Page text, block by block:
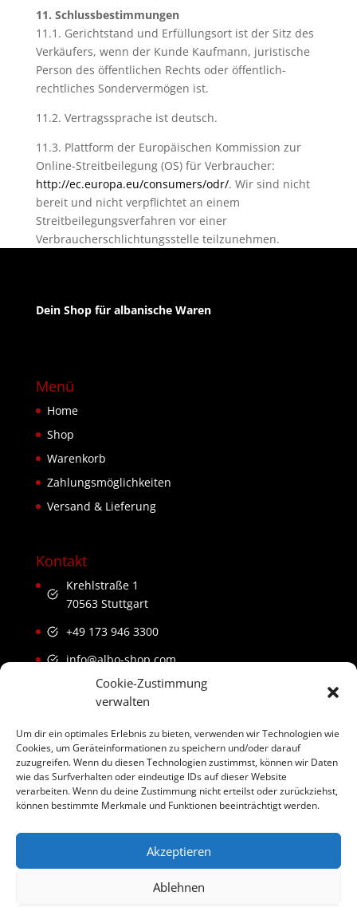
Cookie-Zustimmung
verwalten
Um dir ein optimales Erlebnis zu bieten, verwenden wir Technologien wie
Cookies, um Geräteinformationen zu speichern und/oder darauf
zuzugreifen. Wenn du diesen Technologien zustimmst, können wir Daten
wie das Surfverhalten oder eindeutige IDs auf dieser Website
verarbeiten. Wenn du deine Zustimmung nicht erteilst oder zurückziehst,
können bestimmte Merkmale und Funktionen beeinträchtigt werden.
Akzeptieren
Ablehnen
11. Schlussbestimmungen
11.1. Gerichtstand und Erfüllungsort ist der Sitz des
Verkäufers, wenn der Kunde Kaufmann, juristische
Person des öffentlichen Rechts oder öffentlich-
rechtliches Sondervermögen ist.
11.2. Vertragssprache ist deutsch.
11.3. Plattform der Europäischen Kommission zur
Online-Streitbeilegung (OS) für Verbraucher:
http://ec.europa.eu/consumers/odr/. Wir sind nicht
bereit und nicht verpflichtet an einem
Streitbeilegungsverfahren vor einer
Verbraucherschlichtungsstelle teilzunehmen.
Dein Shop für albanische Waren
Menü
Home
Shop
Warenkorb
Zahlungsmöglichkeiten
Versand & Lieferung
Kontakt
Krehlstraße 1
70563 Stuttgart
+49 173 946 3300
info@albo-shop.com
Links
Impressum
Widerrufsbelehrung
Datenschutzerklärung